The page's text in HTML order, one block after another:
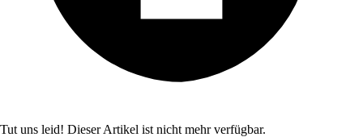
Tut uns leid! Dieser Artikel ist nicht mehr verfügbar.